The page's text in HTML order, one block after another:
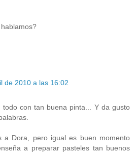
de 2010 a las 16:02
con tan buena pinta... Y da gusto
a Dora, pero igual es buen momento
a preparar pasteles tan buenos